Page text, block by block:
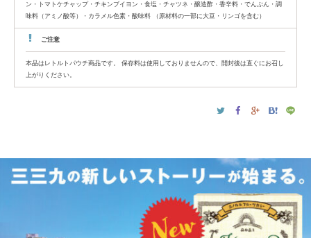
ン・トマトケチャップ・チキンブイヨン・食塩・チャツネ・醸造酢・香辛料・でんぷん・調
味料（アミノ酸等）・カラメル色素・酸味料 （原材料の一部に大豆・リンゴを含む）
ご注意
本品はレトルトパウチ商品です。 保存料は使用しておりませんので、開封後は直ぐにお召し
上がりください。